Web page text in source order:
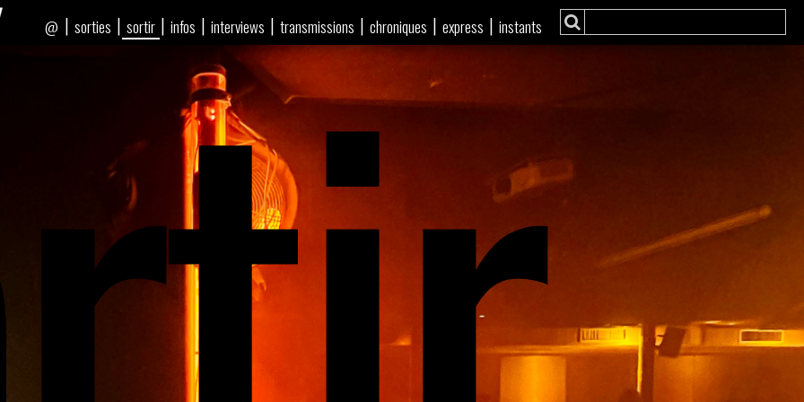
| sorties | sortir | infos | interviews | transmissions | chroniques | express | instants
@